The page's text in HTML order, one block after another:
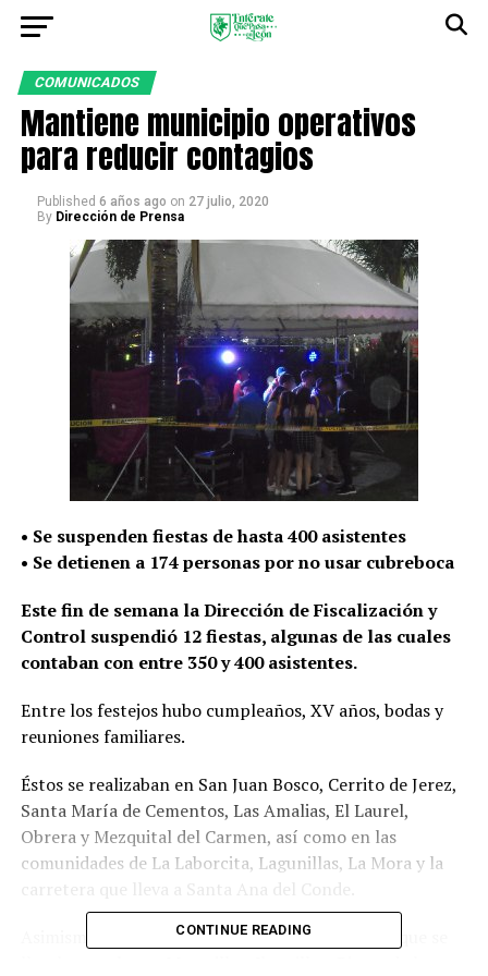
COMUNICADOS
Mantiene municipio operativos
para reducir contagios
Published 6 años ago on 27 julio, 2020
By Dirección de Prensa
• Se suspenden fiestas de hasta 400 asistentes
• Se detienen a 174 personas por no usar cubreboca
Este fin de semana la Dirección de Fiscalización y
Control suspendió 12 fiestas, algunas de las cuales
contaban con entre 350 y 400 asistentes.
Entre los festejos hubo cumpleaños, XV años, bodas y
reuniones familiares.
Éstos se realizaban en San Juan Bosco, Cerrito de Jerez,
Santa María de Cementos, Las Amalias, El Laurel,
Obrera y Mezquital del Carmen, así como en las
comunidades de La Laborcita, Lagunillas, La Mora y la
carretera que lleva a Santa Ana del Conde.
Asimismo se suspendieron tres bailes sonideros que se
CONTINUE READING